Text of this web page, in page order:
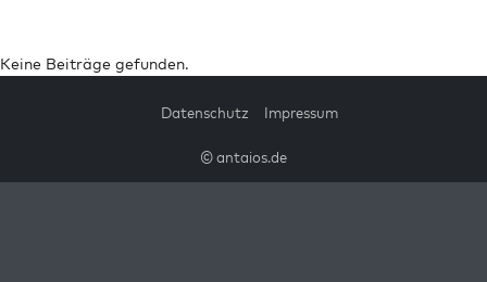
Keine Beiträge gefunden.
Datenschutz Impressum
© antaios.de